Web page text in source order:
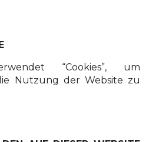
“Cookies”, um
Nutzung der Website zu